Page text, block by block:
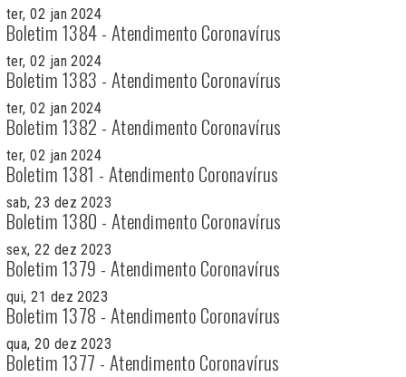
ter, 02 jan 2024
Boletim 1384 - Atendimento Coronavírus
ter, 02 jan 2024
Boletim 1383 - Atendimento Coronavírus
ter, 02 jan 2024
Boletim 1382 - Atendimento Coronavírus
ter, 02 jan 2024
Boletim 1381 - Atendimento Coronavírus
sab, 23 dez 2023
Boletim 1380 - Atendimento Coronavírus
sex, 22 dez 2023
Boletim 1379 - Atendimento Coronavírus
qui, 21 dez 2023
Boletim 1378 - Atendimento Coronavírus
qua, 20 dez 2023
Boletim 1377 - Atendimento Coronavírus